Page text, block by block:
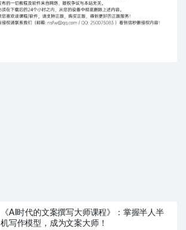
《AI时代的文案撰写大师课程》：掌握半人半
机写作模型，成为文案大师！